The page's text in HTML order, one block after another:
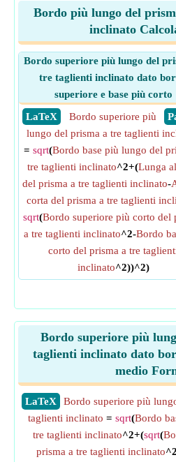
Bordo più lungo del
inclinato
Bordo superiore più lungo del
tre taglienti inclinato dato
superiore e base più corto
​ LaTeX
Bordo superiore più
lungo del prisma a tre taglienti
= sqrt(Bordo base più lungo del
tre taglienti inclinato^2+(Lunga
del prisma a tre taglienti inclinato-
corta del prisma a tre taglienti
sqrt(Bordo superiore più corto del
a tre taglienti inclinato^2-Bordo
corto del prisma a tre
inclinato^2))^2)
Bordo superiore più
taglienti inclinato dato
medio
​LaTeX
Bordo superiore più
taglienti inclinato = sqrt(Bordo
tre taglienti inclinato^2+(sqrt(
prisma a tre taglienti inclinato